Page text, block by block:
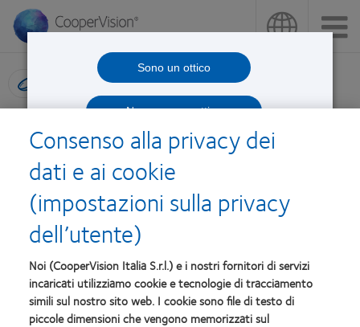
Salta
contenuto
Ricerca prodotti
Video tutorial ordine trial
Biofinity Toric Multifocal
Video tutorial che descrive i 4 passaggi per l'ordine dei trial di
Biofinity Toric Multifocal, lente ideale per i portatori di lenti a
Sono un ottico
Non sono un ottico
Consenso alla privacy dei
dati e ai cookie
(impostazioni sulla privacy
dell’utente)
Noi (CooperVision Italia S.r.l.) e i nostri fornitori di servizi
incaricati utilizziamo cookie e tecnologie di tracciamento
simili sul nostro sito web. I cookie sono file di testo di
piccole dimensioni che vengono memorizzati sul